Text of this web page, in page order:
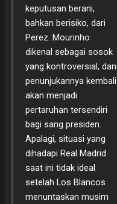
keputusan berani,
bahkan berisiko, dari
Perez. Mourinho
dikenal sebagai sosok
yang kontroversial, dan
penunjukannya kembali
akan menjadi
pertaruhan tersendiri
bagi sang presiden.
Apalagi, situasi yang
dihadapi Real Madrid
saat ini tidak ideal
setelah Los Blancos
menuntaskan musim